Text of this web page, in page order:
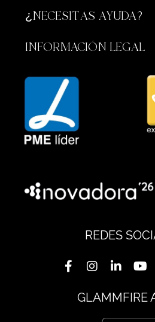
¿NECESITAS AYUDA?
INFORMACIÓN LEGAL
REDES
GLAMMFIRE